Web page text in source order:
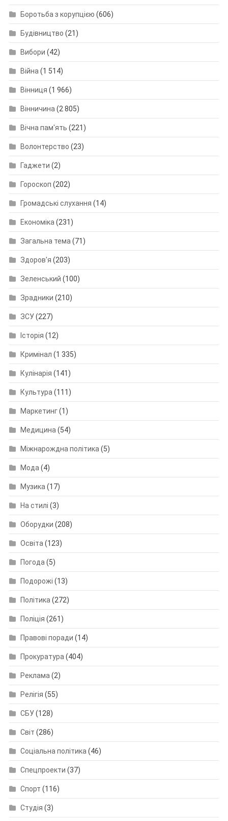
Боротьба з корупцією (606)
Будівництво (21)
Вибори (42)
Війна(1 514)
Вінниця (1 966)
Вінничина(2 805)
Вічна пам'ять (221)
Волонтерство (23)
Гаджети (2)
Гороскоп (202)
Громадські слухання (14)
Економіка(231)
Загальна тема(71)
Здоров'я (203)
Зеленський (100)
Зрадники (210)
ЗСУ(227)
Історія (12)
Кримінал (1 335)
Кулінарія (141)
Культура(111)
Маркетинг(1)
Медицина(54)
Міжнарождна політика(5)
Мода(4)
Музика(17)
На стилі (3)
Оборудки (208)
Освіта(123)
Погода(5)
Подорожі (13)
Політика(272)
Поліція (261)
Правові поради (14)
Прокуратура(404)
Реклама(2)
Релігія (55)
СБУ(128)
Світ (286)
Соціальна політика(46)
Спецпроекти (37)
Спорт (116)
Студія (3)